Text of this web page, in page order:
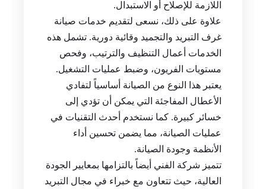
اللازمة للإصلاح أو الاستبدال.
علاوة على ذلك، نسعى لتقديم خدمات صيانة
غرف التبريد والتجميد وقائية دورية. تشمل هذه
الخدمات أعمال التنظيف والترتيب، وفحص
مستويات الفريون، وضبط عمليات التشغيل.
يعتبر هذا النوع من الصيانة أساسياً لتفادي
الأعطال المفاجئة التي يمكن أن تؤدي إلى
خسائر كبيرة. كما نستخدم أحدث التقنيات في
عمليات الصيانة، مما يضمن تحسين أداء
الأنظمة وجودة الصيانة.
تتميز شركة الفني أيضاً بالتزامها بمعايير الجودة
العالية، حيث تتعاون مع خبراء في مجال التبريد